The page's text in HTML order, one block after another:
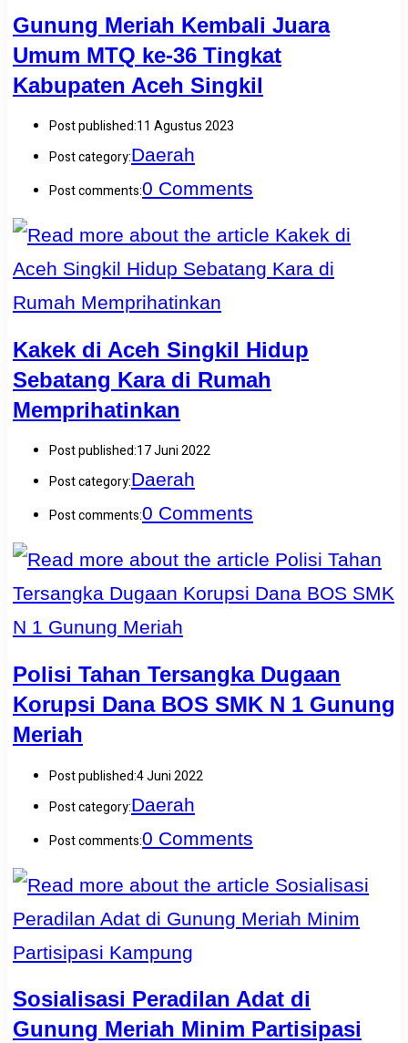
Gunung Meriah Kembali Juara
Umum MTQ ke-36 Tingkat
Kabupaten Aceh Singkil
Post published:11 Agustus 2023
Post category:Daerah
Post comments:0 Comments
Kakek di Aceh Singkil Hidup
Sebatang Kara di Rumah
Memprihatinkan
Post published:17 Juni 2022
Post category:Daerah
Post comments:0 Comments
Polisi Tahan Tersangka Dugaan
Korupsi Dana BOS SMK N 1 Gunung
Meriah
Post published:4 Juni 2022
Post category:Daerah
Post comments:0 Comments
Sosialisasi Peradilan Adat di
Gunung Meriah Minim Partisipasi